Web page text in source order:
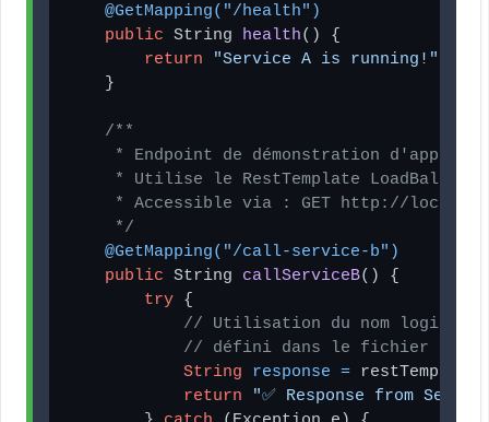
@GetMapping("/health")
public String health() {
return
"Service A is running!"
    }
/**
* Endpoint de démonstration d'appel à
* Utilise le RestTemplate
* Accessible via : GET http://
     */
@GetMapping("/call-service-b")
public String callServiceB() {
try {
// Utilisation du nom logique
// défini dans le fichier
String
response =
return
"✅ Response from